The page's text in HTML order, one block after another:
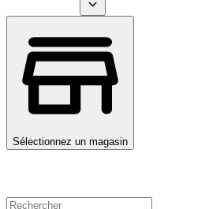
Sélectionnez un magasin